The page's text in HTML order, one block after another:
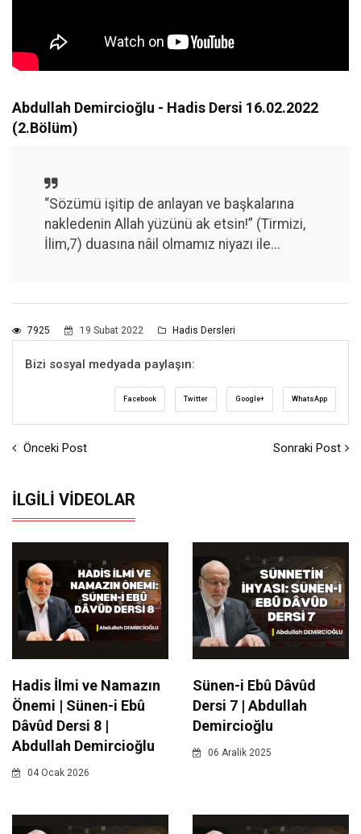
Abdullah Demircioğlu - Hadis Dersi 16.02.2022
(2.Bölüm)
“Sözümü işitip de anlayan ve başkalarına
nakledenin Allah yüzünü ak etsin!” (Tirmizi,
İlim,7) duasına nâil olmamız niyazı ile...
7925 19 Subat 2022 Hadis Dersleri
Bizi sosyal medyada paylaşın:
Facebook Twitter Google+ WhatsApp
Önceki Post Sonraki Post
İLGILI VIDEOLAR
Hadis İlmi ve Namazın
Önemi | Sünen-i Ebû
Dâvûd Dersi 8 |
Abdullah Demircioğlu
04 Ocak 2026
Sünen-i Ebû Dâvûd
Dersi 7 | Abdullah
Demircioğlu
06 Aralik 2025